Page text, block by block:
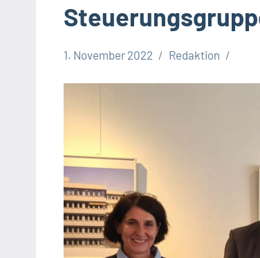
Lippe
1. November 2022 Redaktion